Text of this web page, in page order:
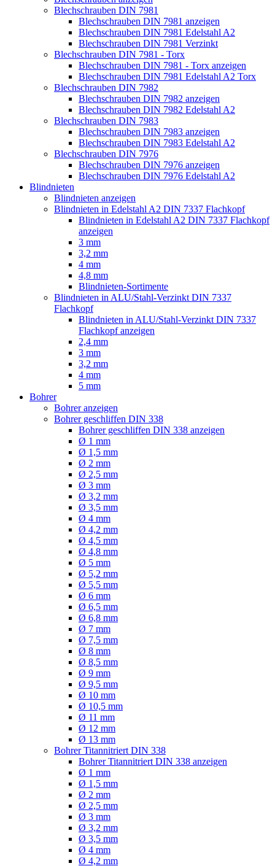
Blechschrauben DIN 7981
Blechschrauben DIN 7981 anzeigen
Blechschrauben DIN 7981 Edelstahl A2
Blechschrauben DIN 7981 Verzinkt
Blechschrauben DIN 7981 - Torx
Blechschrauben DIN 7981 - Torx anzeigen
Blechschrauben DIN 7981 Edelstahl A2 Torx
Blechschrauben DIN 7982
Blechschrauben DIN 7982 anzeigen
Blechschrauben DIN 7982 Edelstahl A2
Blechschrauben DIN 7983
Blechschrauben DIN 7983 anzeigen
Blechschrauben DIN 7983 Edelstahl A2
Blechschrauben DIN 7976
Blechschrauben DIN 7976 anzeigen
Blechschrauben DIN 7976 Edelstahl A2
Blindnieten
Blindnieten anzeigen
Blindnieten in Edelstahl A2 DIN 7337 Flachkopf
Blindnieten in Edelstahl A2 DIN 7337 Flachkopf
anzeigen
3 mm
3,2 mm
4 mm
4,8 mm
Blindnieten-Sortimente
Blindnieten in ALU/Stahl-Verzinkt DIN 7337
Flachkopf
Blindnieten in ALU/Stahl-Verzinkt DIN 7337
Flachkopf anzeigen
2,4 mm
3 mm
3,2 mm
4 mm
5 mm
Bohrer
Bohrer anzeigen
Bohrer geschliffen DIN 338
Bohrer geschliffen DIN 338 anzeigen
Ø 1 mm
Ø 1,5 mm
Ø 2 mm
Ø 2,5 mm
Ø 3 mm
Ø 3,2 mm
Ø 3,5 mm
Ø 4 mm
Ø 4,2 mm
Ø 4,5 mm
Ø 4,8 mm
Ø 5 mm
Ø 5,2 mm
Ø 5,5 mm
Ø 6 mm
Ø 6,5 mm
Ø 6,8 mm
Ø 7 mm
Ø 7,5 mm
Ø 8 mm
Ø 8,5 mm
Ø 9 mm
Ø 9,5 mm
Ø 10 mm
Ø 10,5 mm
Ø 11 mm
Ø 12 mm
Ø 13 mm
Bohrer Titannitriert DIN 338
Bohrer Titannitriert DIN 338 anzeigen
Ø 1 mm
Ø 1,5 mm
Ø 2 mm
Ø 2,5 mm
Ø 3 mm
Ø 3,2 mm
Ø 3,5 mm
Ø 4 mm
Ø 4,2 mm